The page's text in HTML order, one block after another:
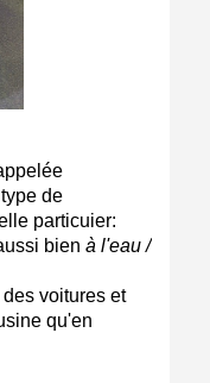
de
particuier:
bien à l'eau /
voitures et
qu'en